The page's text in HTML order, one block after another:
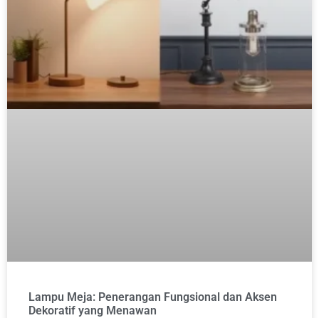
Lampu Meja: Penerangan Fungsional dan Aksen
Dekoratif yang Menawan